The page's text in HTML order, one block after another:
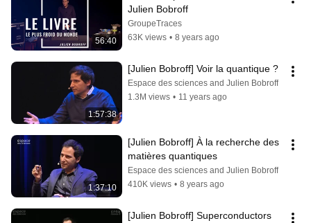
56:40
Julien Bobroff
GroupeTraces
63K views • 8 years ago
1:57:38
[Julien Bobroff] Voir la quantique ?
Espace des sciences and Julien Bobroff
1.3M views • 11 years ago
1:37:10
[Julien Bobroff] À la recherche des
matières quantiques
Espace des sciences and Julien Bobroff
410K views • 8 years ago
[Julien Bobroff] Superconductors